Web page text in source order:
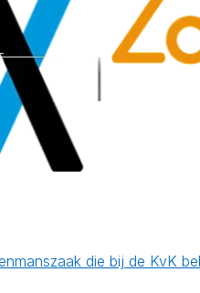
die bij de KvK